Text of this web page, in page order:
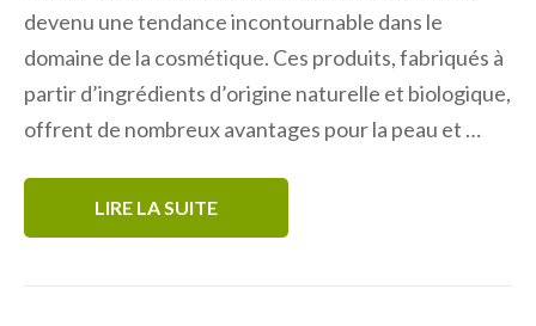
devenu une tendance incontournable dans le
domaine de la cosmétique. Ces produits, fabriqués à
partir d’ingrédients d’origine naturelle et biologique,
offrent de nombreux avantages pour la peau et …
LIRE LA SUITE